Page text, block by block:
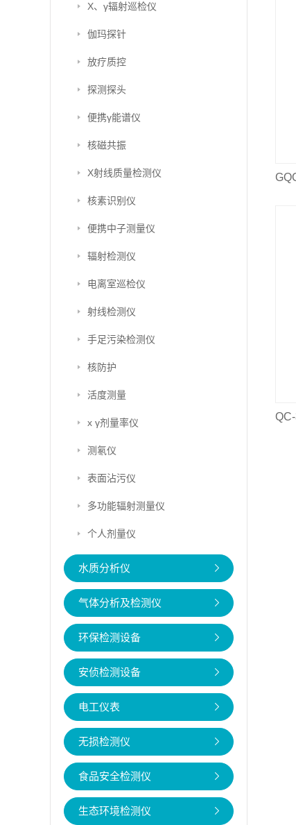
X、γ辐射巡检仪
伽玛探针
放疗质控
探测探头
便携γ能谱仪
核磁共振
X射线质量检测仪
核素识别仪
便携中子测量仪
辐射检测仪
电离室巡检仪
射线检测仪
手足污染检测仪
核防护
活度测量
x γ剂量率仪
测氡仪
表面沾污仪
多功能辐射测量仪
个人剂量仪
水质分析仪
气体分析及检测仪
环保检测设备
安侦检测设备
电工仪表
无损检测仪
食品安全检测仪
生态环境检测仪